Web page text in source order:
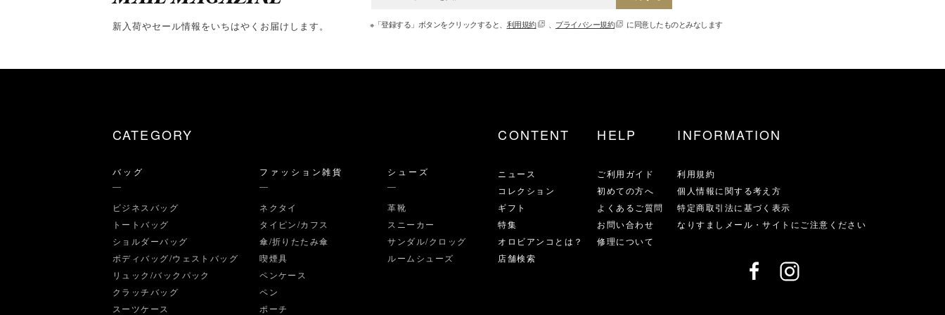
新入荷やセール情報をいちはやくお届けします。 ※「登録する」ボタンをクリックすると、 利用規約 、 プライバシー規約 に同意したものとみなします
CATEGORY
バッグ
ビジネスバッグ
トートバッグ
ショルダーバッグ
ボディバッグ/ウェストバッグ
リュック/バックパック
クラッチバッグ
スーツケース
ファッション雑貨
ネクタイ
タイピン/カフス
傘/折りたたみ傘
喫煙具
ペンケース
ペン
ポーチ
シューズ
革靴
スニーカー
サンダル/クロッグ
ルームシューズ
CONTENT
ニュース
コレクション
ギフト
特集
オロビアンコとは？
店舗検索
HELP
ご利用ガイド
初めての方へ
よくあるご質問
お問い合わせ
修理について
INFORMATION
利用規約
個人情報に関する考え方
特定商取引法に基づく表示
なりすましメール・サイトにご注意ください